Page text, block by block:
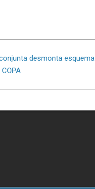
desmonta esquema